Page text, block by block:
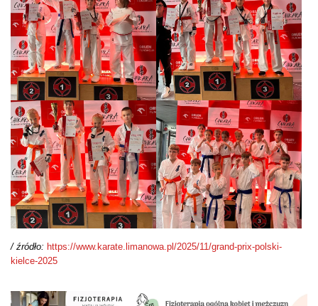
/ źródło: https://www.karate.limanowa.pl/2025/11/grand-prix-polski-
kielce-2025